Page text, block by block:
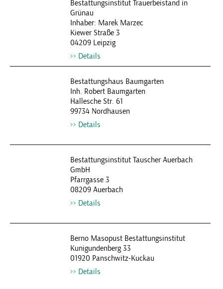
Bestattungsinstitut Trauerbeistand in
Grünau
Inhaber: Marek Marzec
Kiewer Straße 3
04209 Leipzig
Details
Bestattungshaus Baumgarten
Inh. Robert Baumgarten
Hallesche Str. 61
99734 Nordhausen
Details
Bestattungsinstitut Tauscher Auerbach
GmbH
Pfarrgasse 3
08209 Auerbach
Details
Berno Masopust Bestattungsinstitut
Kunigundenberg 33
01920 Panschwitz-Kuckau
Details